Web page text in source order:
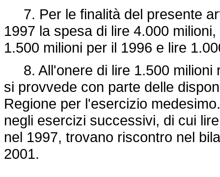
7. Per le finalità del presente
1997 la spesa di lire 4.000
1.500 milioni per il 1996 e lire
8. All'onere di lire 1.500 milioni
si provvede con parte delle
Regione per l'esercizio
negli esercizi successivi, di cui
nel 1997, trovano riscontro nel
2001.